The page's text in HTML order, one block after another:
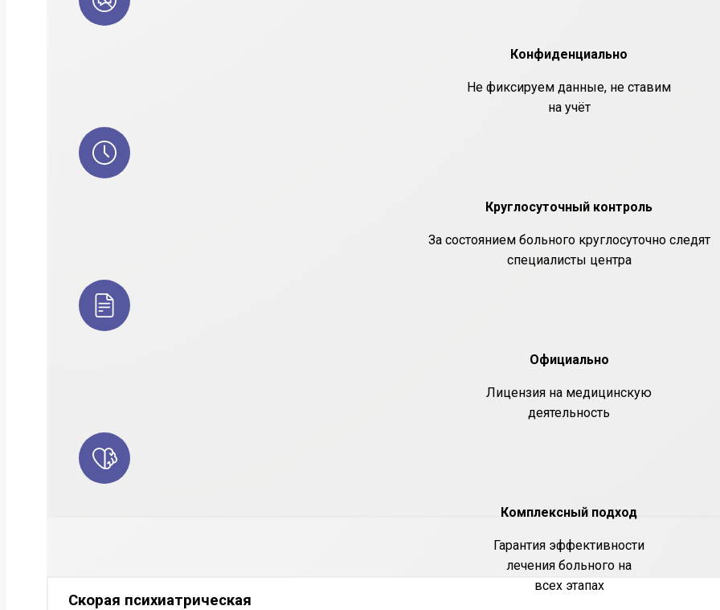
Конфиденциально
Не фиксируем данные, не ставим
на учёт
Круглосуточный контроль
За состоянием больного круглосуточно следят
специалисты центра
Официально
Лицензия на медицинскую
деятельность
Комплексный подход
Гарантия эффективности
лечения больного на
всех этапах
Скорая психиатрическая